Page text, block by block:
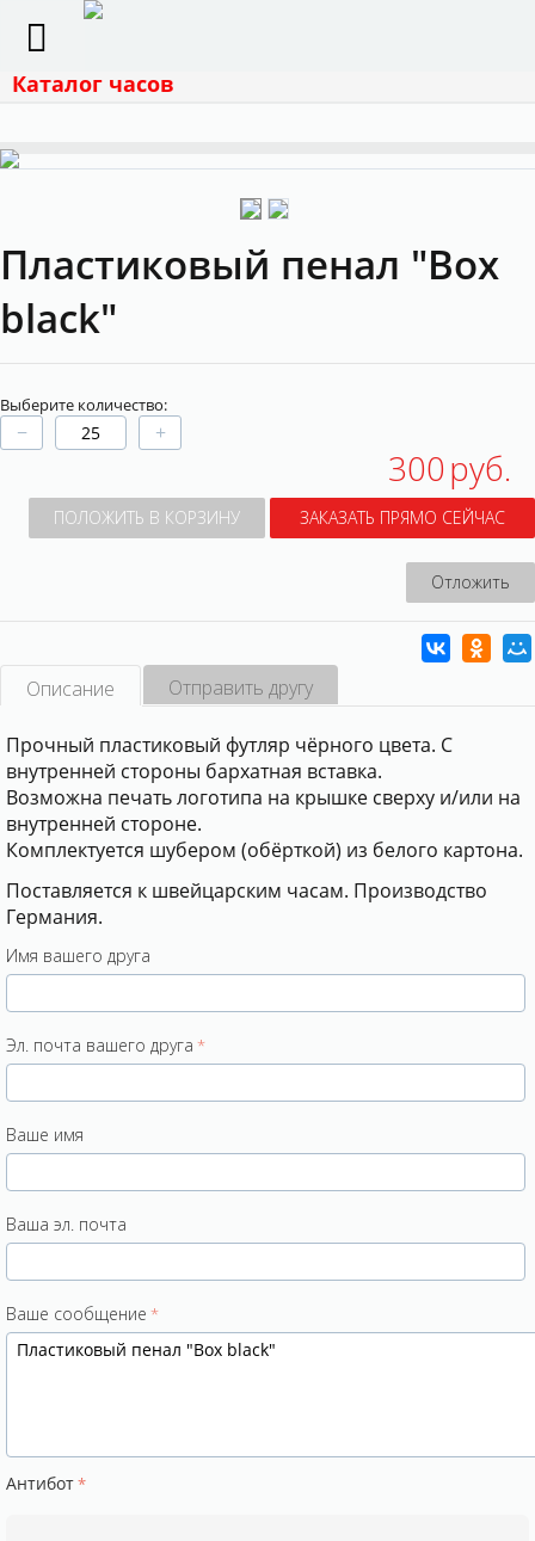
Каталог часов
Пластиковый пенал "Box
black"
Выберите количество:
− +
300руб.
ПОЛОЖИТЬ В КОРЗИНУ ЗАКАЗАТЬ ПРЯМО СЕЙЧАС
Отложить
Описание Отправить другу
Прочный пластиковый футляр чёрного цвета. С
внутренней стороны бархатная вставка.
Возможна печать логотипа на крышке сверху и/или на
внутренней стороне.
Комплектуется шубером (обёрткой) из белого картона.
Поставляется к швейцарским часам. Производство
Германия.
Имя вашего друга
Эл. почта вашего друга
Ваше имя
Ваша эл. почта
Ваше сообщение
Антибот